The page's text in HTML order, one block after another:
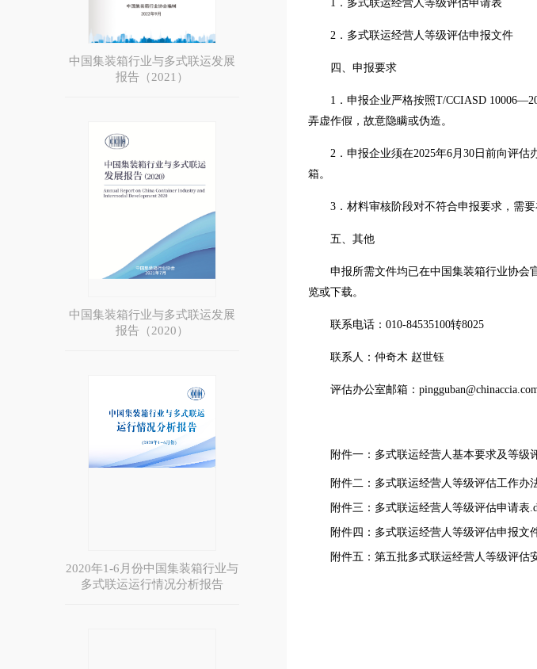
中国集装箱行业与多式联运发展
报告（2021）
中国集装箱行业与多式联运发展
报告（2020）
2020年1-6月份中国集装箱行业与
多式联运运行情况分析报告
1．多式联运经营人等级评估申请表
2．多式联运经营人等级评估申报文件
四、申报要求
1．申报企业严格按照T/CCIASD
弄虚作假，故意隐瞒或伪造。
2．申报企业须在2025年6月30日前向评
箱。
3．材料审核阶段对不符合申报要求，需
五、其他
申报所需文件均已在中国集装箱行业协会
览或下载。
联系电话：010-84535100转8025
联系人：仲奇木 赵世钰
评估办公室邮箱：
附件一：多式联运经营人基本要求及等级
附件二：多式联运经营人等级评估工作办
附件三：多式联运经营人等级评估申请表
附件四：多式联运经营人等级评估申报文
附件五：第五批多式联运经营人等级评估